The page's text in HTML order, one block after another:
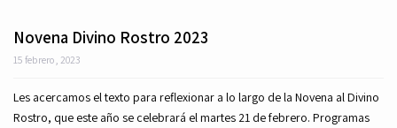
Novena Divino Rostro 2023
15 febrero, 2023
Les acercamos el texto para reflexionar a lo largo de la Novena al Divino
Rostro, que este año se celebrará el martes 21 de febrero. Programas